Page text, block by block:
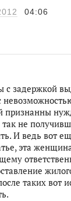
04:06
с задержкой
признанны
не
И ведь вот
эта
таких вот